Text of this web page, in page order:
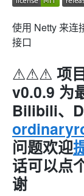
使用 Netty 来连
接口
⚠️⚠️⚠️ 项目
v0.0.9 为
Bilibili、
问题欢迎
话可以点
谢